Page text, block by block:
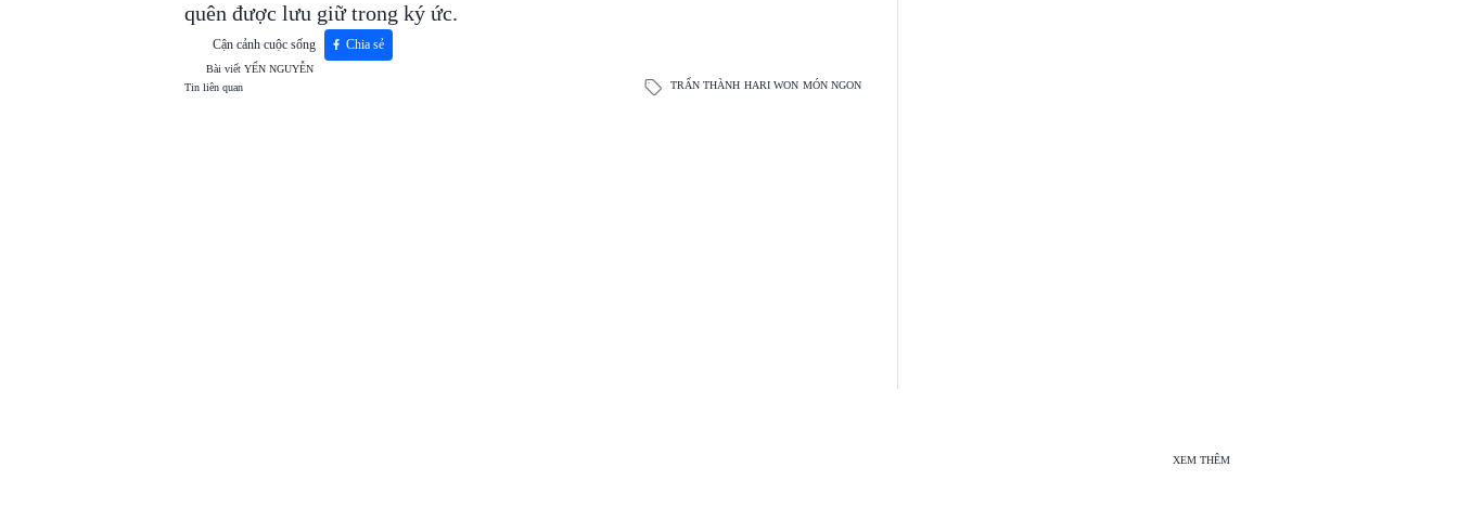
quên được lưu giữ trong ký ức.
Cận cảnh cuộc sống Chia sẻ
Bài viết YẾN NGUYỄN
Tin liên quan
TRẤN THÀNH HARI WON MÓN NGON
XEM THÊM